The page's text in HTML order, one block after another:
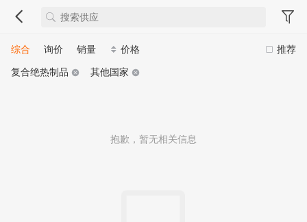
推荐
综合 询价 销量
价格
复合绝热制品
其他国家
抱歉，暂无相关信息